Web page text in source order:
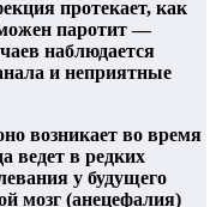
протекает, как
паротит —
наблюдается
и неприятные
возникает во время
ведет в редких
у будущего
мозг (анецефалия)